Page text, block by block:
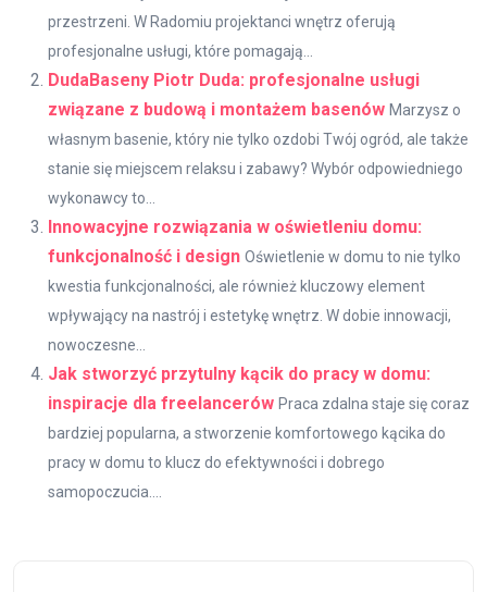
przestrzeni. W Radomiu projektanci wnętrz oferują
profesjonalne usługi, które pomagają...
DudaBaseny Piotr Duda: profesjonalne usługi
związane z budową i montażem basenów Marzysz o
własnym basenie, który nie tylko ozdobi Twój ogród, ale także
stanie się miejscem relaksu i zabawy? Wybór odpowiedniego
wykonawcy to...
Innowacyjne rozwiązania w oświetleniu domu:
funkcjonalność i design Oświetlenie w domu to nie tylko
kwestia funkcjonalności, ale również kluczowy element
wpływający na nastrój i estetykę wnętrz. W dobie innowacji,
nowoczesne...
Jak stworzyć przytulny kącik do pracy w domu:
inspiracje dla freelancerów Praca zdalna staje się coraz
bardziej popularna, a stworzenie komfortowego kącika do
pracy w domu to klucz do efektywności i dobrego
samopoczucia....